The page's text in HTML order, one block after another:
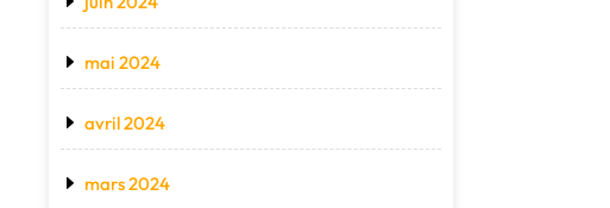
mai 2024
avril 2024
mars 2024